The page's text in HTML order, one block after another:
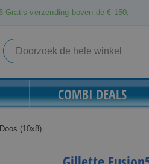
Gratis verzending boven de € 150,-
Search
COMBI DEALS
(10x8)